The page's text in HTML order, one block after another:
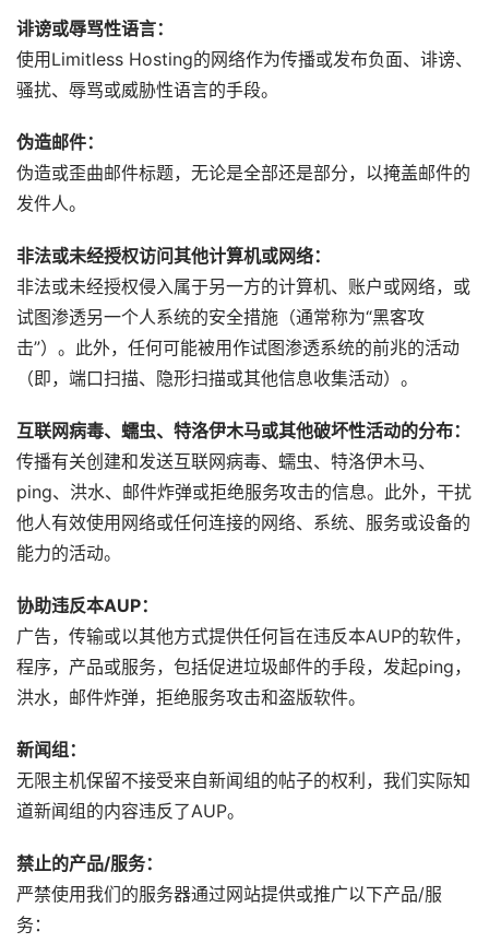
诽谤或辱骂性语言：
使用Limitless Hosting的网络作为传播或发布负面、诽谤、
骚扰、辱骂或威胁性语言的手段。
伪造邮件：
伪造或歪曲邮件标题，无论是全部还是部分，以掩盖邮件的
发件人。
非法或未经授权访问其他计算机或网络：
非法或未经授权侵入属于另一方的计算机、账户或网络，或
试图渗透另一个人系统的安全措施（通常称为“黑客攻
击”）。此外，任何可能被用作试图渗透系统的前兆的活动
（即，端口扫描、隐形扫描或其他信息收集活动）。
互联网病毒、蠕虫、特洛伊木马或其他破坏性活动的分布：
传播有关创建和发送互联网病毒、蠕虫、特洛伊木马、
ping、洪水、邮件炸弹或拒绝服务攻击的信息。此外，干扰
他人有效使用网络或任何连接的网络、系统、服务或设备的
能力的活动。
协助违反本AUP：
广告，传输或以其他方式提供任何旨在违反本AUP的软件，
程序，产品或服务，包括促进垃圾邮件的手段，发起ping，
洪水，邮件炸弹，拒绝服务攻击和盗版软件。
新闻组：
无限主机保留不接受来自新闻组的帖子的权利，我们实际知
道新闻组的内容违反了AUP。
禁止的产品/服务：
严禁使用我们的服务器通过网站提供或推广以下产品/服
务：